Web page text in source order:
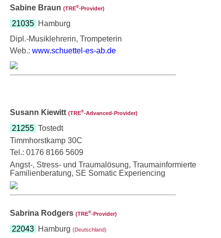
Sabine Braun (TRE®‑Provider)
21035 Hamburg
Dipl.-Musiklehrerin, Trompeterin
Web.: www.schuettel-es-ab.de
Susann Kiewitt (TRE®‑Advanced-Provider)
21255 Tostedt
Timmhorstkamp 30C
Tel.: 0176 8166 5609
Angst-, Stress- und Traumalösung, Traumainformierte
Familienberatung, SE Somatic Experiencing
Sabrina Rodgers (TRE®‑Provider)
22043 Hamburg (Deutschland)